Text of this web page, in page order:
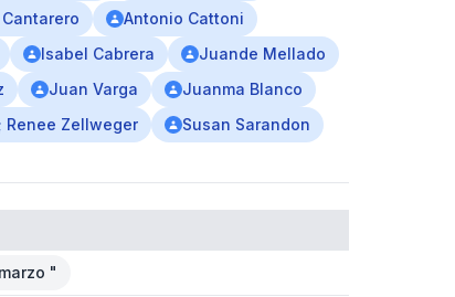
Antonio Cattoni
Isabel Cabrera
Juande Mellado
Juan Varga
Juanma Blanco
Renee Zellweger
Susan Sarandon
"